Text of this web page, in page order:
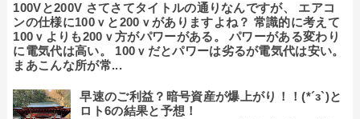
100Vと200V さてさてタイトルの通りなんですが、 エアコ
ンの仕様に100ｖと200ｖがありますよね？ 常識的に考えて
100ｖよりも200ｖ方がパワーがある。 パワーがある変わり
に電気代は高い。 100ｖだとパワーは劣るが電気代は安い。
まあこんな所が常...
早速のご利益？暗号資産が爆上がり！！(*´з`)と
ロト6の結果と予想！